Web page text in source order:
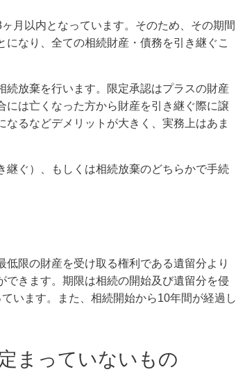
月以内となっています。そのため、その期間
なり、全ての相続財産・債務を引き継ぐこ
放棄を行います。限定承認はプラスの財産
は亡くなった方から財産を引き継ぐ際に譲
るなどデメリットが大きく、実務上はあま
ぐ）、もしくは相続放棄のどちらかで手続
限の財産を受け取る権利である遺留分より
できます。期限は相続の開始及び遺留分を侵
います。また、相続開始から10年間が経過し
まっていないもの